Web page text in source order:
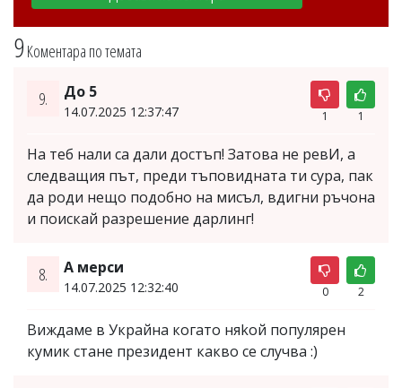
9Коментара по темата
9. До 5
14.07.2025 12:37:47 1 1
На теб нали са дали достъп! Затова не ревИ, а
следващия път, преди тъповидната ти сура, пак
да роди нещо подобно на мисъл, вдигни ръчона
и поискай разрешение дарлинг!
8. А мерси
14.07.2025 12:32:40 0 2
Виждаме в Украйна когато няkой популярен
кумик стане президент какво се случва :)